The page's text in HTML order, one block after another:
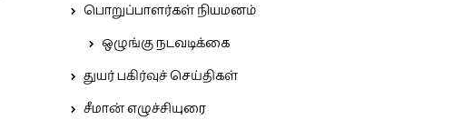
பொறுப்பாளர்கள் நியமனம்
ஒழுங்கு நடவடிக்கை
துயர் பகிர்வுச் செய்திகள்
சீமான் எழுச்சியுரை